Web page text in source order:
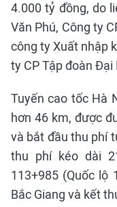
4.000 tỷ đồng, do
Văn Phú, Công ty
công ty Xuất nhập
ty CP Tập đoàn
Tuyến cao tốc Hà
hơn 46 km, được
và bắt đầu thu phí
thu phí kéo dài
113+985 (Quốc lộ
Bắc Giang và kết